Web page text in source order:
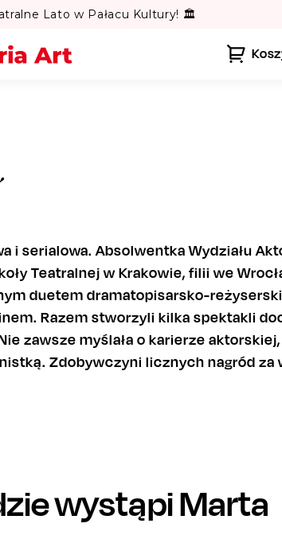
Lato w Pałacu Kultury! 🏛️
i serialowa. Absolwentka Wydziału
Teatralnej w Krakowie, filii we
duetem dramatopisarsko-
Razem stworzyli kilka spektakli
zawsze myślała o karierze
Zdobywczyni licznych nagród za
wystąpiMarta